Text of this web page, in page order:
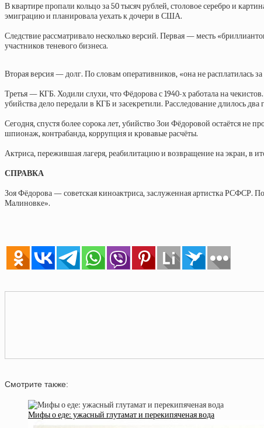
В квартире пропали кольцо за 50 тысяч рублей, столовое серебро и
эмиграцию и планировала уехать к дочери в США.
Следствие рассматривало несколько версий. Первая — месть
участников теневого бизнеса.
Вторая версия — долг. По словам оперативников, «она не расплатилась
Третья — КГБ. Ходили слухи, что Фёдорова с 1940-х работала на
убийства дело передали в КГБ и засекретили. Расследование длилось
Сегодня, спустя более сорока лет, убийство Зои Фёдоровой остаётся не
шпионаж, контрабанда, коррупция и кровавые расчёты.
Актриса, пережившая лагеря, реабилитацию и возвращение на экран, в
СПРАВКА
Зоя Фёдорова — советская киноактриса, заслуженная артистка РСФСР.
Малиновке».
Смотрите также:
Мифы о еде: ужасный глутамат и перекипяченая вода